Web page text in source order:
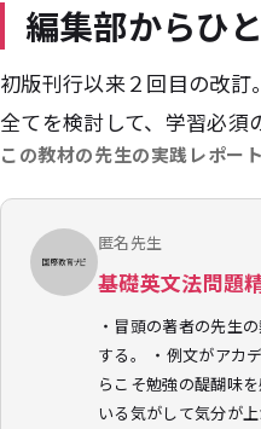
編集部からひ
初版刊行以来２回目の改
全てを検討して、学習必須
この教材の先生の実践レポート
匿名先生
基礎英文法問題
・冒頭の著者の先生
する。 ・例文がアカ
らこそ勉強の醍醐味
いる気がして気分が